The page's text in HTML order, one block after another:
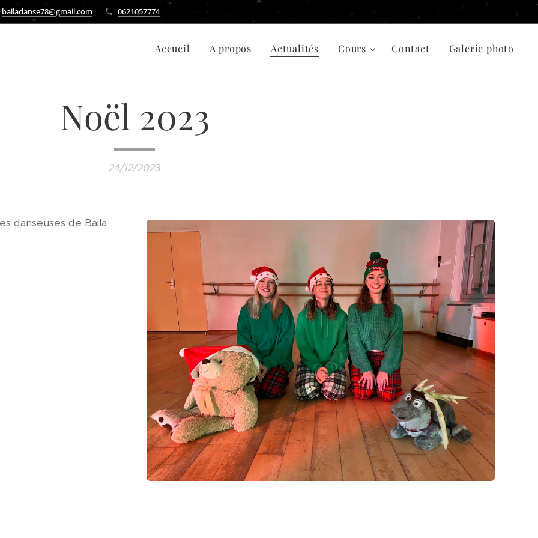
bailadanse78@gmail.com 0621057774
Accueil A propos Actualités Cours Contact Galerie photo
Noël 2023
24/12/2023
danseuses de Baila